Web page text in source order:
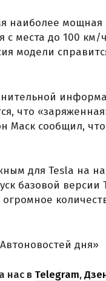
наиболее мощная
с места до 100
модели
что
Маск сообщил,
для Tesla на
базовой
дня»
нас в Telegram,